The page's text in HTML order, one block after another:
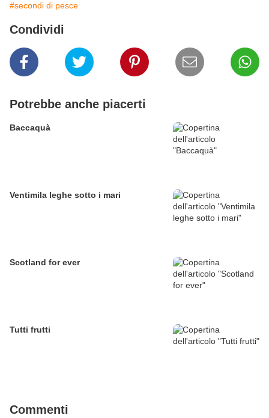
#secondi di pesce
Condividi
Potrebbe anche piacerti
Baccaquà
Ventimila leghe sotto i mari
Scotland for ever
Tutti frutti
Commenti